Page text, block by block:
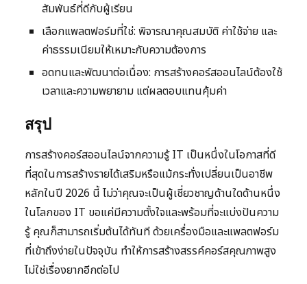
สัมพันธ์ที่ดีกับผู้เรียน
เลือกแพลตฟอร์มที่ใช่: พิจารณาคุณสมบัติ ค่าใช้จ่าย และ
ค่าธรรมเนียมให้เหมาะกับความต้องการ
อดทนและพัฒนาต่อเนื่อง: การสร้างคอร์สออนไลน์ต้องใช้
เวลาและความพยายาม แต่ผลตอบแทนคุ้มค่า
สรุป
การสร้างคอร์สออนไลน์จากความรู้ IT เป็นหนึ่งในโอกาสที่ดี
ที่สุดในการสร้างรายได้เสริมหรือแม้กระทั่งเปลี่ยนเป็นอาชีพ
หลักในปี 2026 นี้ ไม่ว่าคุณจะเป็นผู้เชี่ยวชาญด้านใดด้านหนึ่ง
ในโลกของ IT ขอแค่มีความตั้งใจและพร้อมที่จะแบ่งปันความ
รู้ คุณก็สามารถเริ่มต้นได้ทันที ด้วยเครื่องมือและแพลตฟอร์ม
ที่เข้าถึงง่ายในปัจจุบัน ทำให้การสร้างสรรค์คอร์สคุณภาพสูง
ไม่ใช่เรื่องยากอีกต่อไป